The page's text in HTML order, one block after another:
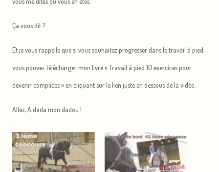
Ça vous dit ?
Et je vous rappelle que si vous souhaitez progresser dans le travail à pied,
vous pouvez télécharger mon livre « Travail à pied 10 exercices pour
devenir complices » en cliquant sur le lien juste en dessous de la vidéo.
Allez, A dada mon dadou !